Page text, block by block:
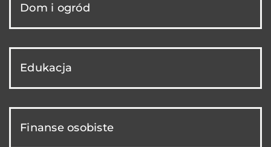
Dom i ogród
Edukacja
Finanse osobiste